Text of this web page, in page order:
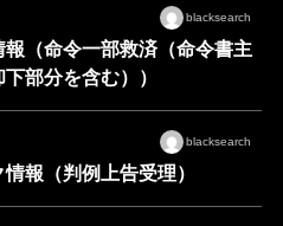
blacksearch
報（命令一部救済（命令書主
部分を含む））
blacksearch
報（判例上告受理）